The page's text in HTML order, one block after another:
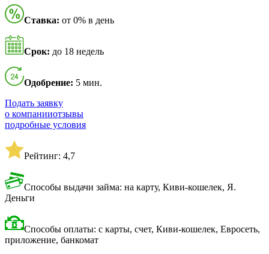
Ставка: от 0% в день
Срок: до 18 недель
Одобрение: 5 мин.
Подать заявку
о компанииотзывы
подробные условия
Рейтинг: 4,7
Способы выдачи займа: на карту, Киви-кошелек, Я.
Деньги
Способы оплаты: с карты, счет, Киви-кошелек, Евросеть,
приложение, банкомат